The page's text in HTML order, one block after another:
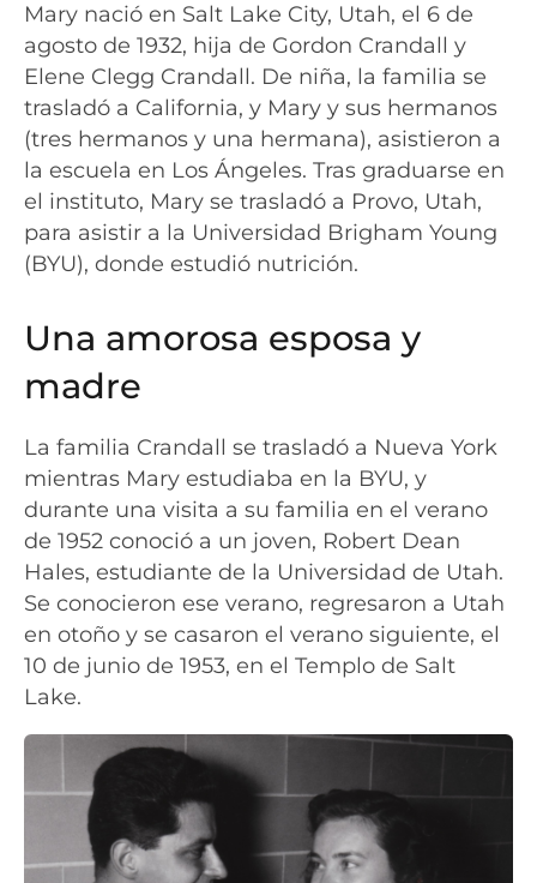
Mary nació en Salt Lake City, Utah, el 6 de
agosto de 1932, hija de Gordon Crandall y
Elene Clegg Crandall. De niña, la familia se
trasladó a California, y Mary y sus hermanos
(tres hermanos y una hermana), asistieron a
la escuela en Los Ángeles. Tras graduarse en
el instituto, Mary se trasladó a Provo, Utah,
para asistir a la Universidad Brigham Young
(BYU), donde estudió nutrición.
Una amorosa esposa y
madre
La familia Crandall se trasladó a Nueva York
mientras Mary estudiaba en la BYU, y
durante una visita a su familia en el verano
de 1952 conoció a un joven, Robert Dean
Hales, estudiante de la Universidad de Utah.
Se conocieron ese verano, regresaron a Utah
en otoño y se casaron el verano siguiente, el
10 de junio de 1953, en el Templo de Salt
Lake.